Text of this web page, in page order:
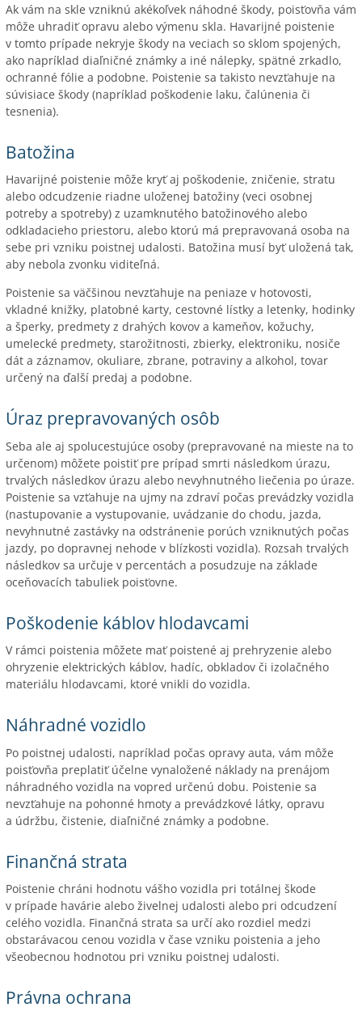
Ak vám na skle vzniknú akékoľvek náhodné škody, poisťovňa vám
môže uhradiť opravu alebo výmenu skla. Havarijné poistenie
v tomto prípade nekryje škody na veciach so sklom spojených,
ako napríklad diaľničné známky a iné nálepky, spätné zrkadlo,
ochranné fólie a podobne. Poistenie sa takisto nevzťahuje na
súvisiace škody (napríklad poškodenie laku, čalúnenia či
tesnenia).
Batožina
Havarijné poistenie môže kryť aj poškodenie, zničenie, stratu
alebo odcudzenie riadne uloženej batožiny (veci osobnej
potreby a spotreby) z uzamknutého batožinového alebo
odkladacieho priestoru, alebo ktorú má prepravovaná osoba na
sebe pri vzniku poistnej udalosti. Batožina musí byť uložená tak,
aby nebola zvonku viditeľná.
Poistenie sa väčšinou nevzťahuje na peniaze v hotovosti,
vkladné knižky, platobné karty, cestovné lístky a letenky, hodinky
a šperky, predmety z drahých kovov a kameňov, kožuchy,
umelecké predmety, starožitnosti, zbierky, elektroniku, nosiče
dát a záznamov, okuliare, zbrane, potraviny a alkohol, tovar
určený na ďalší predaj a podobne.
Úraz prepravovaných osôb
Seba ale aj spolucestujúce osoby (prepravované na mieste na to
určenom) môžete poistiť pre prípad smrti následkom úrazu,
trvalých následkov úrazu alebo nevyhnutného liečenia po úraze.
Poistenie sa vzťahuje na ujmy na zdraví počas prevádzky vozidla
(nastupovanie a vystupovanie, uvádzanie do chodu, jazda,
nevyhnutné zastávky na odstránenie porúch vzniknutých počas
jazdy, po dopravnej nehode v blízkosti vozidla). Rozsah trvalých
následkov sa určuje v percentách a posudzuje na základe
oceňovacích tabuliek poisťovne.
Poškodenie káblov hlodavcami
V rámci poistenia môžete mať poistené aj prehryzenie alebo
ohryzenie elektrických káblov, hadíc, obkladov či izolačného
materiálu hlodavcami, ktoré vnikli do vozidla.
Náhradné vozidlo
Po poistnej udalosti, napríklad počas opravy auta, vám môže
poisťovňa preplatiť účelne vynaložené náklady na prenájom
náhradného vozidla na vopred určenú dobu. Poistenie sa
nevzťahuje na pohonné hmoty a prevádzkové látky, opravu
a údržbu, čistenie, diaľničné známky a podobne.
Finančná strata
Poistenie chráni hodnotu vášho vozidla pri totálnej škode
v prípade havárie alebo živelnej udalosti alebo pri odcudzení
celého vozidla. Finančná strata sa určí ako rozdiel medzi
obstarávacou cenou vozidla v čase vzniku poistenia a jeho
všeobecnou hodnotou pri vzniku poistnej udalosti.
Právna ochrana